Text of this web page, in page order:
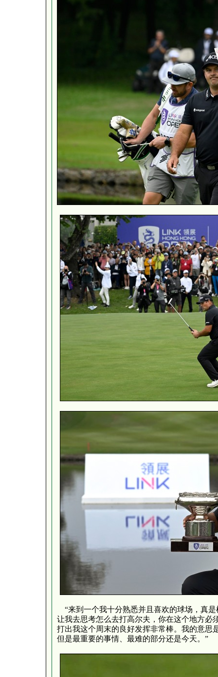
“来到一个我十分熟悉并且喜欢的球场，真
让我去思考怎么去打高尔夫，你在这个地方必
打出我这个周末的良好发挥非常棒。我的意思
但是最重要的事情、最难的部分还是今天。”